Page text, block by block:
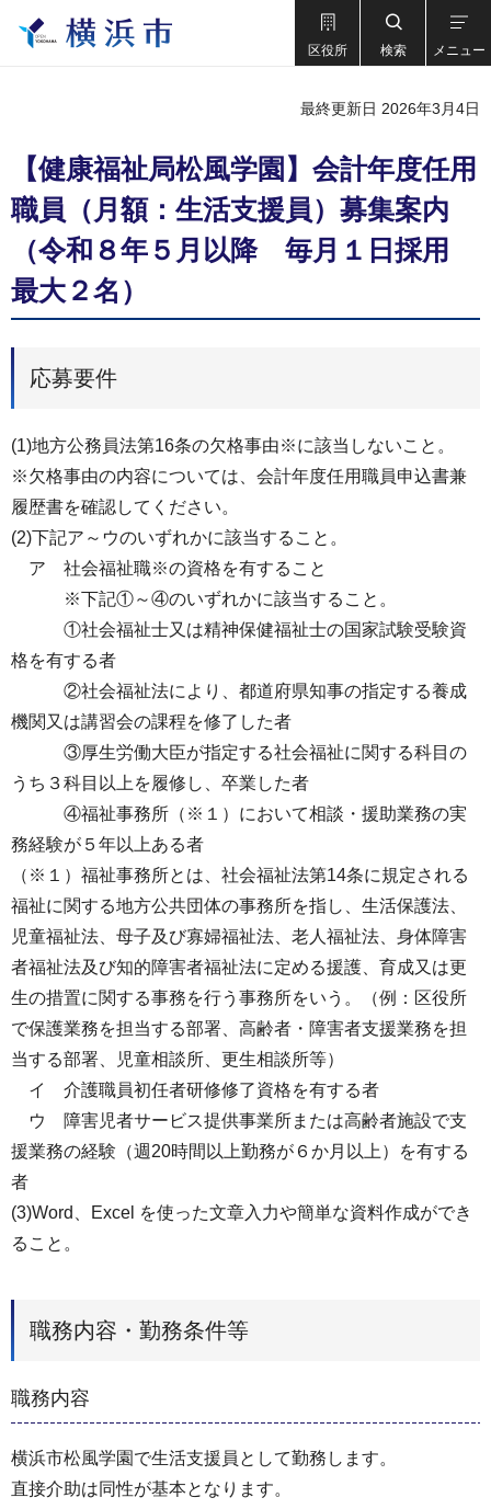
区役所 検索 メニュー
最終更新日 2026年3月4日
【健康福祉局松風学園】会計年度任用
職員（月額：生活支援員）募集案内
（令和８年５月以降 毎月１日採用
最大２名）
応募要件
(1)地方公務員法第16条の欠格事由※に該当しないこと。
※欠格事由の内容については、会計年度任用職員申込書兼
履歴書を確認してください。
(2)下記ア～ウのいずれかに該当すること。
ア 社会福祉職※の資格を有すること
※下記①～④のいずれかに該当すること。
①社会福祉士又は精神保健福祉士の国家試験受験資
格を有する者
②社会福祉法により、都道府県知事の指定する養成
機関又は講習会の課程を修了した者
③厚生労働大臣が指定する社会福祉に関する科目の
うち３科目以上を履修し、卒業した者
④福祉事務所（※１）において相談・援助業務の実
務経験が５年以上ある者
（※１）福祉事務所とは、社会福祉法第14条に規定される
福祉に関する地方公共団体の事務所を指し、生活保護法、
児童福祉法、母子及び寡婦福祉法、老人福祉法、身体障害
者福祉法及び知的障害者福祉法に定める援護、育成又は更
生の措置に関する事務を行う事務所をいう。（例：区役所
で保護業務を担当する部署、高齢者・障害者支援業務を担
当する部署、児童相談所、更生相談所等）
イ 介護職員初任者研修修了資格を有する者
ウ 障害児者サービス提供事業所または高齢者施設で支
援業務の経験（週20時間以上勤務が６か月以上）を有する
者
(3)Word、Excel を使った文章入力や簡単な資料作成ができ
ること。
職務内容・勤務条件等
職務内容
横浜市松風学園で生活支援員として勤務します。
直接介助は同性が基本となります。